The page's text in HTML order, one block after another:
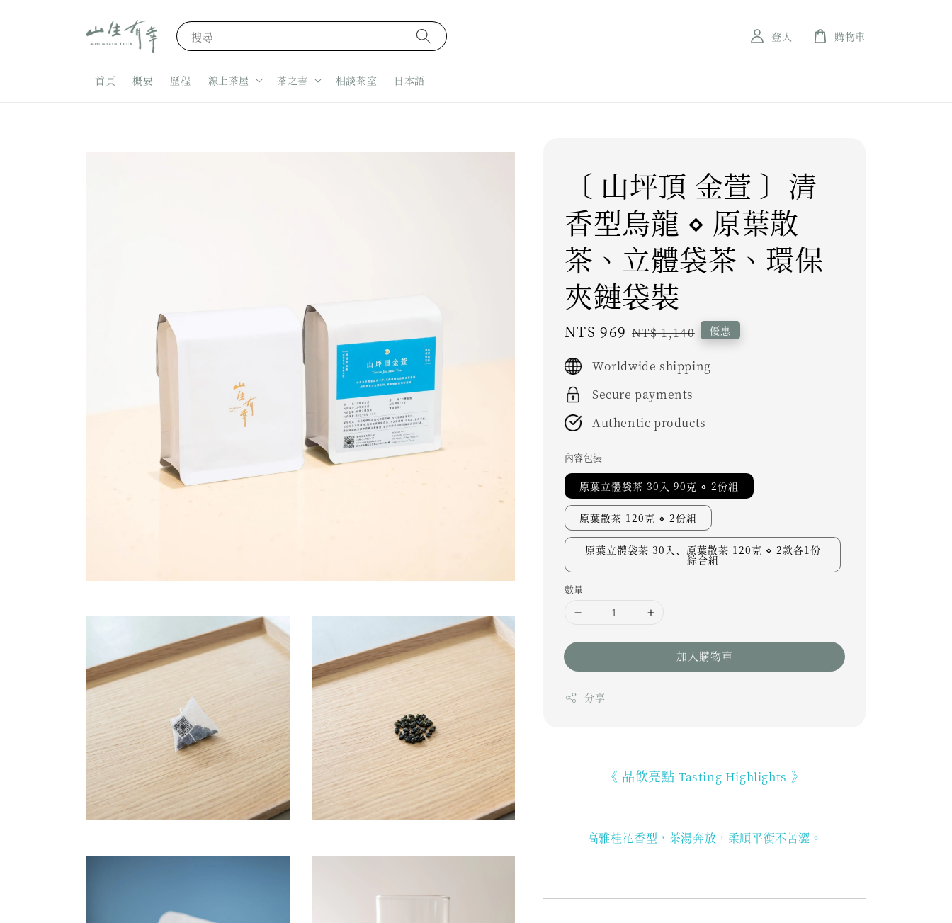
搜尋
首頁 概要 歷程 線上茶屋 茶之書 相談茶室 日本語
登入 購物車
〔 山坪頂 金萱 〕清
香型烏龍 ⋄ 原葉散
茶、立體袋茶、環保
夾鏈袋裝
Sale
price
NT$ 969 Regular
NT$ 1,140 優惠
Worldwide shipping
Secure payments
Authentic products
內容包裝
原葉立體袋茶 30入 90克 ⋄ 2份組
原葉散茶 120克 ⋄ 2份組
原葉立體袋茶 30入、原葉散茶 120克 ⋄ 2款各1份
綜合組
數量
加入購物車
分享
《 品飲亮點Tasting Highlights 》
高雅桂花香型，茶湯奔放，柔順平衡不苦澀。